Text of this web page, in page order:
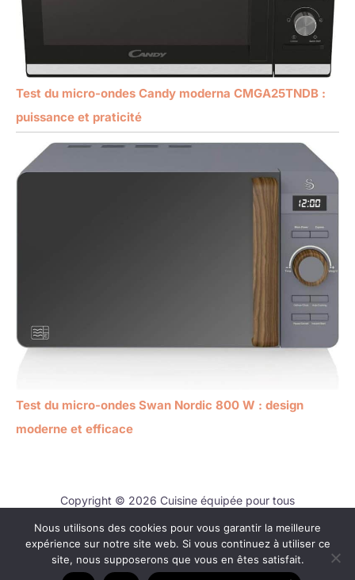
Test du micro-ondes Candy moderna CMGA25TNDB :
puissance et praticité
Test du micro-ondes Swan Nordic 800 W : design
moderne et efficace
Copyright © 2026 Cuisine équipée pour tous
Contact
Mentions légales
Politique de confidentialité
Nous utilisons des cookies pour vous garantir la meilleure
expérience sur notre site web. Si vous continuez à utiliser ce
site, nous supposerons que vous en êtes satisfait.